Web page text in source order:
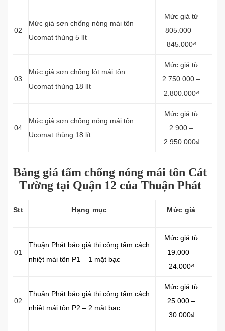
02
Mức giá sơn chống nóng mái tôn
Ucomat thùng 5 lít
Mức giá từ
805.000 –
845.000₫
03
Mức giá sơn chống lót mái tôn
Ucomat thùng 18 lít
Mức giá từ
2.750.000 –
2.800.000₫
04
Mức giá sơn chống nóng mái tôn
Ucomat thùng 18 lít
Mức giá từ
2.900 –
2.950.000₫
Bảng giá tấm chống nóng mái tôn Cát
Tường tại Quận 12 của Thuận Phát
Stt Hạng mục Mức giá
01
Thuận Phát báo giá thi công tấm cách
nhiệt mái tôn P1 – 1 mặt bạc
Mức giá từ
19.000 –
24.000₫
02
Thuận Phát báo giá thi công tấm cách
nhiệt mái tôn P2 – 2 mặt bạc
Mức giá từ
25.000 –
30.000₫